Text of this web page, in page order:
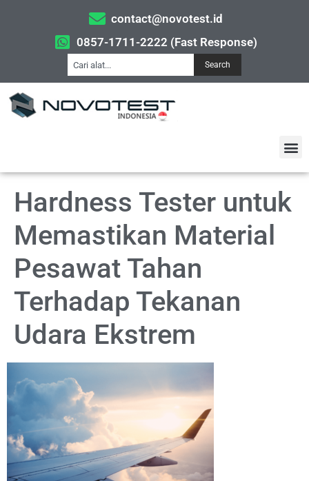
contact@novotest.id
0857-1711-2222 (Fast Response)
Search
Hardness Tester untuk
Memastikan Material
Pesawat Tahan
Terhadap Tekanan
Udara Ekstrem